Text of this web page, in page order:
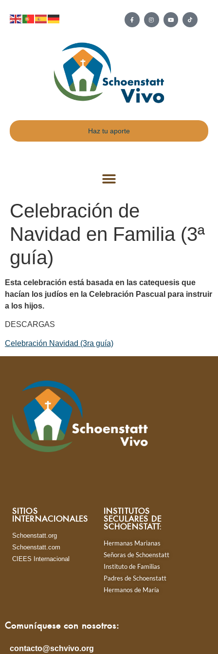
Haz tu aporte
Celebración de
Navidad en Familia (3ª
guía)
Esta celebración está basada en las catequesis que
hacían los judíos en la Celebración Pascual para instruir
a los hijos.
DESCARGAS
Celebración Navidad (3ra guía)
SITIOS
INTERNACIONALES
Schoenstatt.org
Schoenstatt.com
CIEES Internacional
INSTITUTOS
SECULARES DE
SCHOENSTATT:
Hermanas Marianas
Señoras de Schoenstatt
Instituto de Familias
Padres de Schoenstatt
Hermanos de María
Comuníquese con nosotros:
contacto@schvivo.org